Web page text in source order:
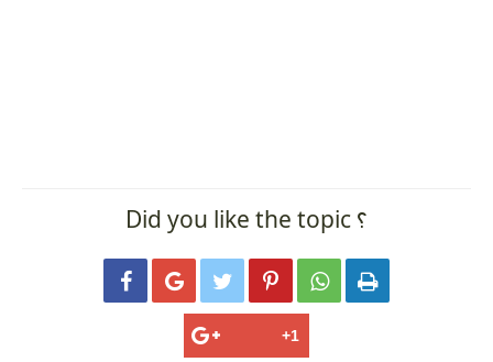
Did you like the topic ؟
     